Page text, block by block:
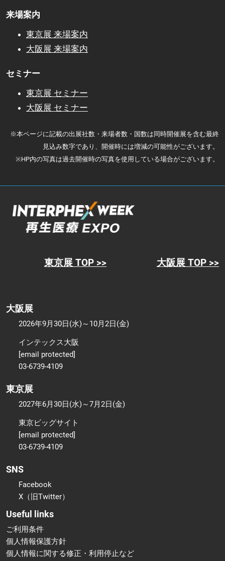
来場案内
東京展 来場案内
大阪展 来場案内
セミナー
東京展 セミナー
大阪展 セミナー
※本ページに記載の出展社数・来場者数・国数は同時開催展を含む最終
見込み数字であり、開催時には増減の可能性がございます。
※HP内の写真は過去開催時の写真を使用している場合がございます。
東京展 TOP >> 大阪展 TOP >>
大阪展
2026年9月30日(水)～10月2日(金)
インテックス大阪
[email protected]
03-6739-4109
東京展
2027年6月30日(水)～7月2日(金)
東京ビッグサイト
[email protected]
03-6739-4109
SNS
Facebook
X（旧Twitter）
Useful links
ご利用条件
個人情報保護方針
個人情報に関する修正・利用停止など